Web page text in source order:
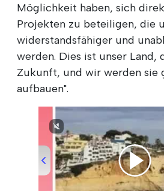
Möglichkeit haben, sich
Projekten zu beteiligen, die
widerstandsfähiger und
werden. Dies ist unser Land,
Zukunft, und wir werden sie
aufbauen".